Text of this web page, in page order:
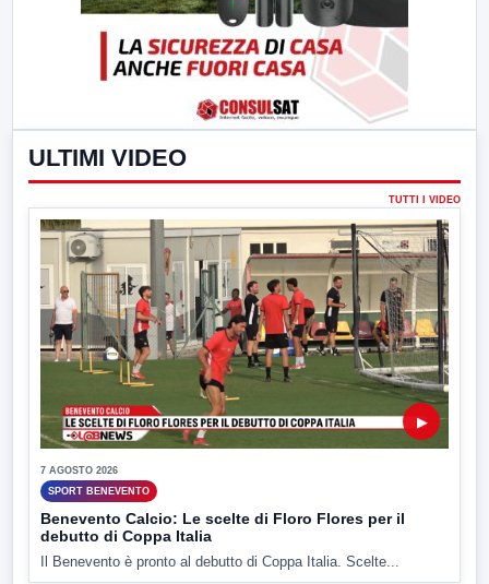
ULTIMI VIDEO
TUTTI I VIDEO
▶
7 AGOSTO 2026
SPORT BENEVENTO
Benevento Calcio: Le scelte di Floro Flores per il
debutto di Coppa Italia
Il Benevento è pronto al debutto di Coppa Italia. Scelte...